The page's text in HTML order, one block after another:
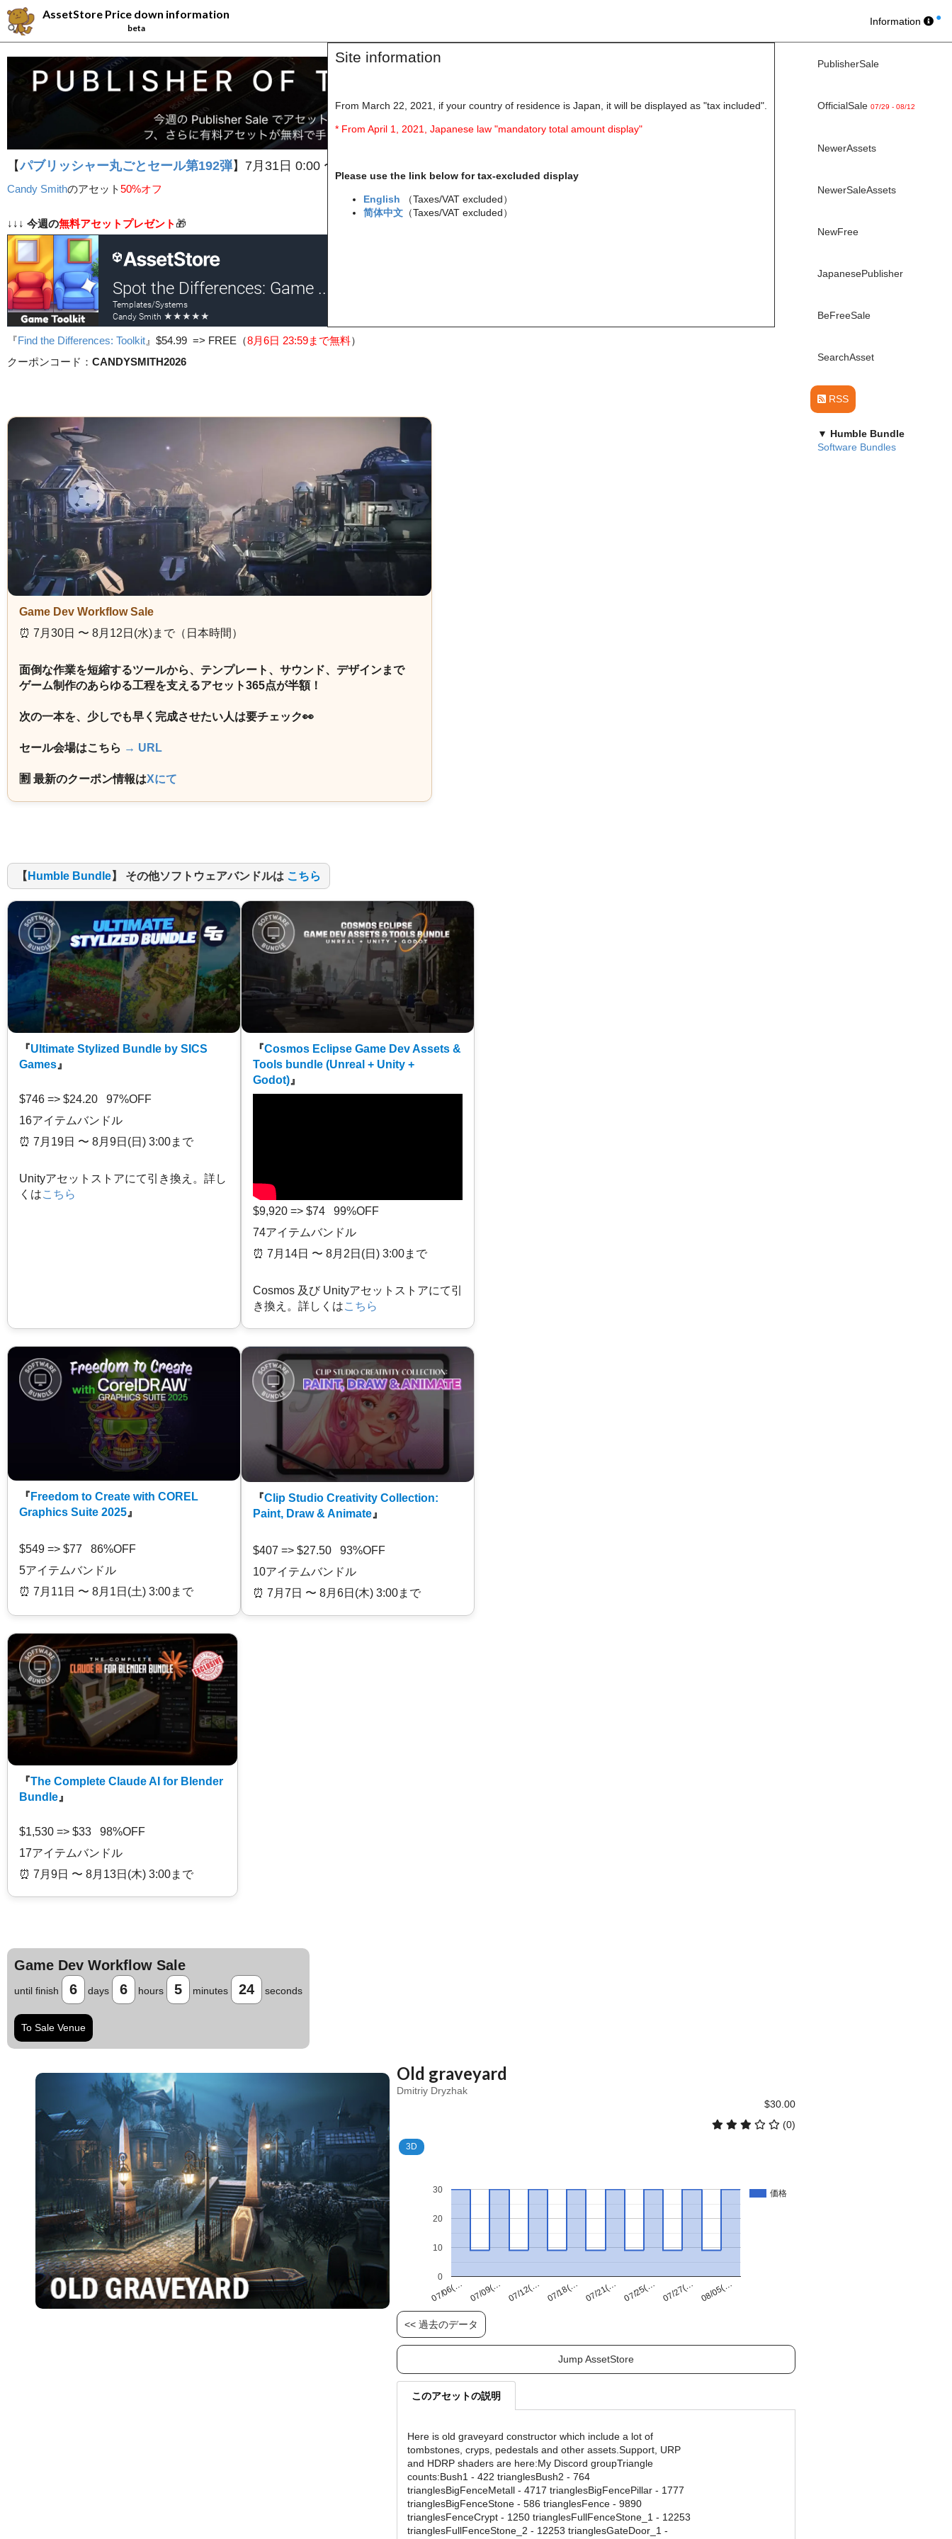
Site information
From March 22, 2021, if your country of residence is Japan, it will be displayed as "tax included".
* From April 1, 2021, Japanese law "mandatory total amount display"
Please use the link below for tax-excluded display
English
（Taxes/VAT excluded）
简体中文 （Taxes/VAT excluded）
AssetStore Price down information
beta
Information
【パブリッシャー丸ごとセール第192弾】7月31日 0:00 〜 8月6日(木) 24:59まで
Candy Smithのアセット50%オフ
↓↓↓ 今週の無料アセットプレゼント 🎁
『Find the Differences: Toolkit 』 $54.99 => FREE （8月6日 23:59まで無料）
クーポンコード： CANDYSMITH2026
Game Dev Workflow Sale
⏰️ 7月30日 〜 8月12日(水)まで（日本時間）
面倒な作業を短縮するツールから、テンプレート、サウンド、デザインまで
ゲーム制作のあらゆる工程を支えるアセット365点が半額！
次の一本を、少しでも早く完成させたい人は要チェック👀
セール会場はこちら → URL
🈹 最新のクーポン情報はXにて
【 Humble Bundle】 その他ソフトウェアバンドルは こちら
『Ultimate Stylized Bundle by SICS
Games』
$746 => $24.20 97%OFF
16アイテムバンドル
⏰️ 7月19日 〜 8月9日(日) 3:00まで
Unityアセットストアにて引き換え。詳し
くはこちら
『Cosmos Eclipse Game Dev Assets &
Tools bundle (Unreal + Unity +
Godot)』
$9,920 => $74 99%OFF
74アイテムバンドル
⏰️ 7月14日 〜 8月2日(日) 3:00まで
Cosmos 及び Unityアセットストアにて引
き換え。詳しくはこちら
『 Freedom to Create with COREL
Graphics Suite 2025 』
$549 => $77 86%OFF
5アイテムバンドル
⏰️ 7月11日 〜 8月1日(土) 3:00まで
『Clip Studio Creativity Collection:
Paint, Draw & Animate 』
$407 => $27.50 93%OFF
10アイテムバンドル
⏰️ 7月7日 〜 8月6日(木) 3:00まで
『The Complete Claude AI for Blender
Bundle 』
$1,530 => $33 98%OFF
17アイテムバンドル
⏰️ 7月9日 〜 8月13日(木) 3:00まで
Game Dev Workflow Sale
until finish 6 days 6 hours 5 minutes 23 seconds
To Sale Venue
Old graveyard
Dmitriy Dryzhak
$30.00
(0)
3D
価格
07/06(… 07/09(… 07/12(… 07/18(… 07/21(… 07/25(… 07/27(… 08/05(…
0
10
20
30
<< 過去のデータ
Jump AssetStore
このアセットの説明
Here is old graveyard constructor which include a lot of
tombstones, cryps, pedestals and other assets.Support, URP
and HDRP shaders are here:My Discord groupTriangle
counts:Bush1 - 422 trianglesBush2 - 764
trianglesBigFenceMetall - 4717 trianglesBigFencePillar - 1777
trianglesBigFenceStone - 586 trianglesFence - 9890
trianglesFenceCrypt - 1250 trianglesFullFenceStone_1 - 12253
trianglesFullFenceStone_2 - 12253 trianglesGateDoor_1 -
PublisherSale
OfficialSale 07/29 - 08/12
NewerAssets
NewerSaleAssets
NewFree
JapanesePublisher
BeFreeSale
SearchAsset
RSS
▼ Humble Bundle
Software Bundles